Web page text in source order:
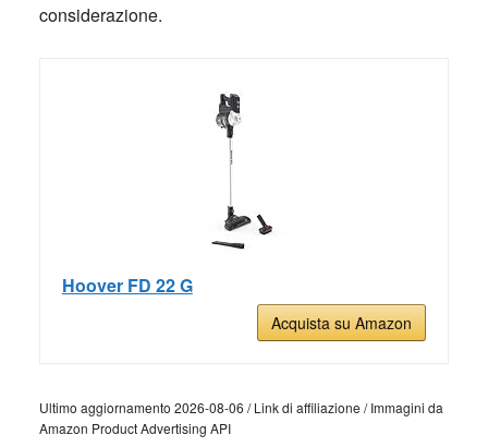
considerazione.
Hoover FD 22 G
Acquista su Amazon
Ultimo aggiornamento 2026-08-06 / Link di affiliazione / Immagini da
Amazon Product Advertising API